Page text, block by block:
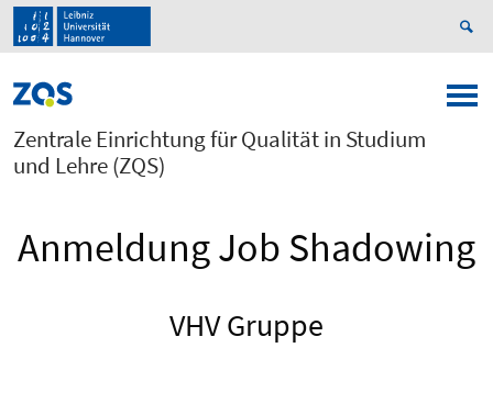
Zentrale Einrichtung für Qualität in Studium
und Lehre (ZQS)
Anmeldung Job Shadowing
VHV Gruppe